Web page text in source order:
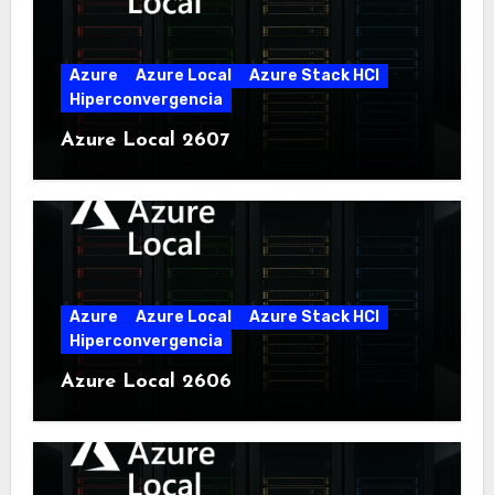
Azure Azure Local
Azure Stack HCI
Hiperconvergencia
Azure Local 2607
Azure Azure Local
Azure Stack HCI
Hiperconvergencia
Azure Local 2606